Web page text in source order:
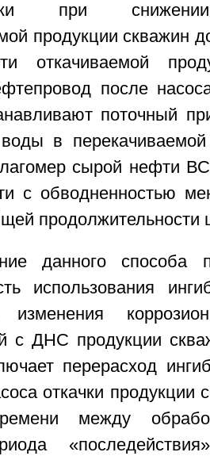
при
продукции скважин
откачиваемой
после
поточный
в
сырой нефти
с обводненностью
продолжительности
данного способа
использования
с ДНС продукции
перерасход
откачки продукции
между